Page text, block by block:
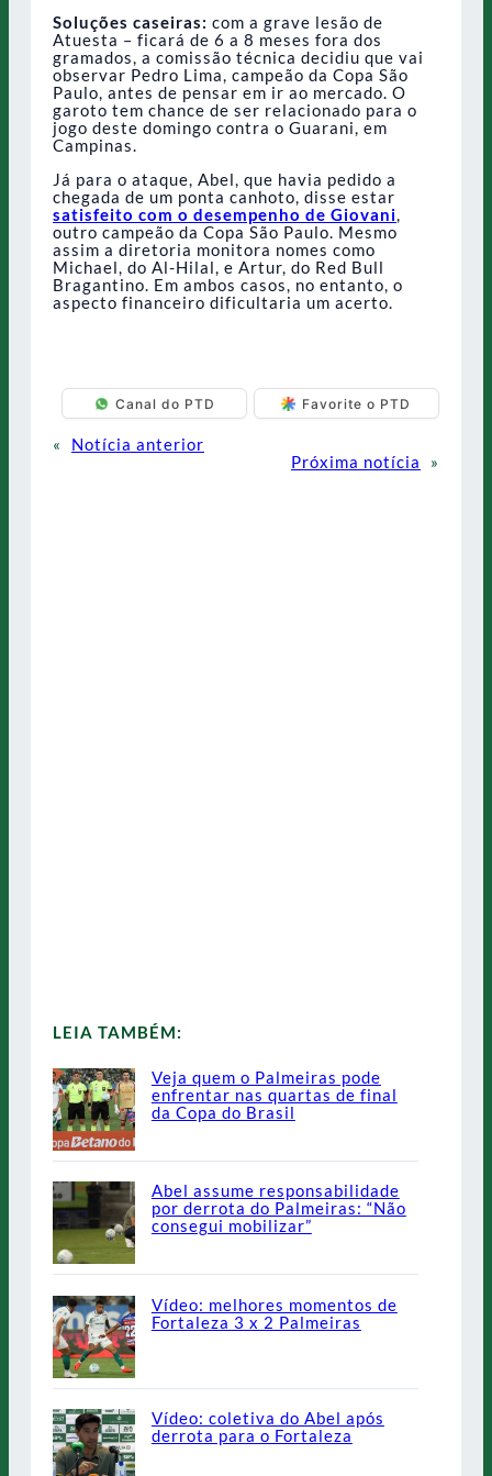
Soluções caseiras: com a grave lesão de
Atuesta – ficará de 6 a 8 meses fora dos
gramados, a comissão técnica decidiu que vai
observar Pedro Lima, campeão da Copa São
Paulo, antes de pensar em ir ao mercado. O
garoto tem chance de ser relacionado para o
jogo deste domingo contra o Guarani, em
Campinas.
Já para o ataque, Abel, que havia pedido a
chegada de um ponta canhoto, disse estar
satisfeito com o desempenho de Giovani,
outro campeão da Copa São Paulo. Mesmo
assim a diretoria monitora nomes como
Michael, do Al-Hilal, e Artur, do Red Bull
Bragantino. Em ambos casos, no entanto, o
aspecto financeiro dificultaria um acerto.
Canal do PTD Favorite o PTD
«
Notícia anterior
Próxima notícia
»
LEIA TAMBÉM:
Veja quem o Palmeiras pode
enfrentar nas quartas de final
da Copa do Brasil
Abel assume responsabilidade
por derrota do Palmeiras: “Não
consegui mobilizar”
Vídeo: melhores momentos de
Fortaleza 3 x 2 Palmeiras
Vídeo: coletiva do Abel após
derrota para o Fortaleza